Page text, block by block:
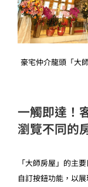
豪宅仲介龍頭「大
一觸即達！
瀏覽不同的
「大師房屋」的主
自訂按鈕功能，以